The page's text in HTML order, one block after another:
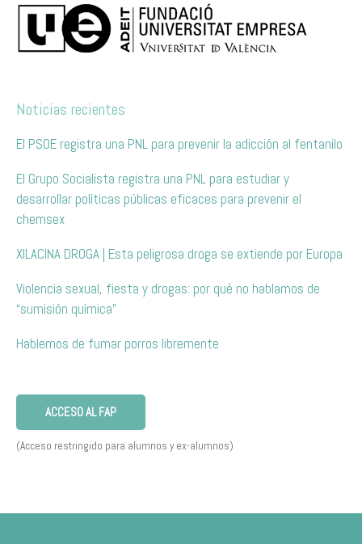
Noticias recientes
El PSOE registra una PNL para prevenir la adicción al fentanilo
El Grupo Socialista registra una PNL para estudiar y
desarrollar políticas públicas eficaces para prevenir el
chemsex
XILACINA DROGA | Esta peligrosa droga se extiende por Europa
Violencia sexual, fiesta y drogas: por qué no hablamos de
“sumisión química”
Hablemos de fumar porros libremente
ACCESO AL FAP
(Acceso restringido para alumnos y ex-alumnos)